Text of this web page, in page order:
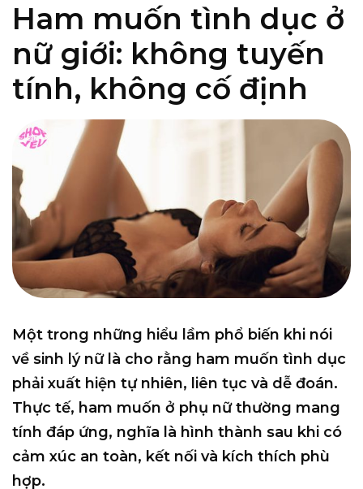
Ham muốn tình dục ở
nữ giới: không tuyến
tính, không cố định
Một trong những hiểu lầm phổ biến khi nói
về sinh lý nữ là cho rằng ham muốn tình dục
phải xuất hiện tự nhiên, liên tục và dễ đoán.
Thực tế, ham muốn ở phụ nữ thường mang
tính đáp ứng, nghĩa là hình thành sau khi có
cảm xúc an toàn, kết nối và kích thích phù
hợp.